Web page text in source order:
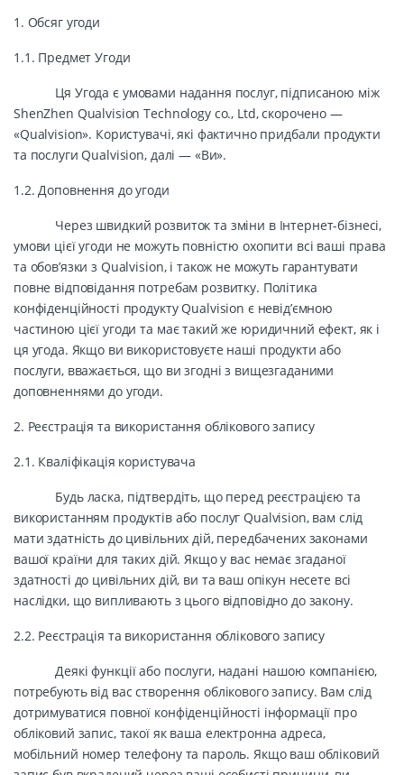
1. Обсяг угоди
1.1. Предмет Угоди
Ця Угода є умовами надання послуг, підписаною між
ShenZhen Qualvision Technology co., Ltd, скорочено —
«Qualvision». Користувачі, які фактично придбали продукти
та послуги Qualvision, далі — «Ви».
1.2. Доповнення до угоди
Через швидкий розвиток та зміни в Інтернет-бізнесі,
умови цієї угоди не можуть повністю охопити всі ваші права
та обов’язки з Qualvision, і також не можуть гарантувати
повне відповідання потребам розвитку. Політика
конфіденційності продукту Qualvision є невід’ємною
частиною цієї угоди та має такий же юридичний ефект, як і
ця угода. Якщо ви використовуєте наші продукти або
послуги, вважається, що ви згодні з вищезгаданими
доповненнями до угоди.
2. Реєстрація та використання облікового запису
2.1. Кваліфікація користувача
Будь ласка, підтвердіть, що перед реєстрацією та
використанням продуктів або послуг Qualvision, вам слід
мати здатність до цивільних дій, передбачених законами
вашої країни для таких дій. Якщо у вас немає згаданої
здатності до цивільних дій, ви та ваш опікун несете всі
наслідки, що випливають з цього відповідно до закону.
2.2. Реєстрація та використання облікового запису
Деякі функції або послуги, надані нашою компанією,
потребують від вас створення облікового запису. Вам слід
дотримуватися повної конфіденційності інформації про
обліковий запис, такої як ваша електронна адреса,
мобільний номер телефону та пароль. Якщо ваш обліковий